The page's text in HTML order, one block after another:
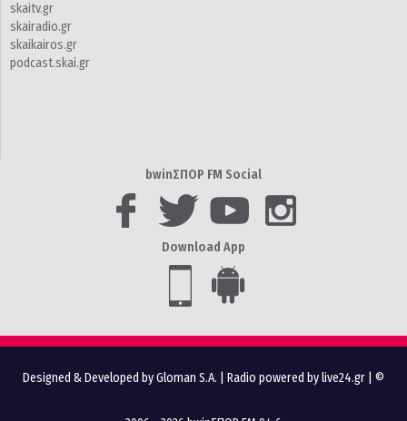
skaitv.gr
skairadio.gr
skaikairos.gr
podcast.skai.gr
bwinΣΠΟΡ FM Social
Download App
Designed & Developed by Gloman S.A. Radio powered by live24.gr | ©